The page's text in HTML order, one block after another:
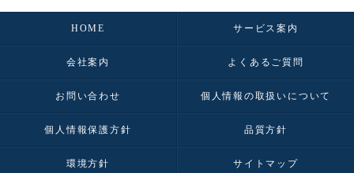
HOME サービス案内
会社案内 よくあるご質問
お問い合わせ 個人情報の取扱いについて
個人情報保護方針 品質方針
環境方針 サイトマップ